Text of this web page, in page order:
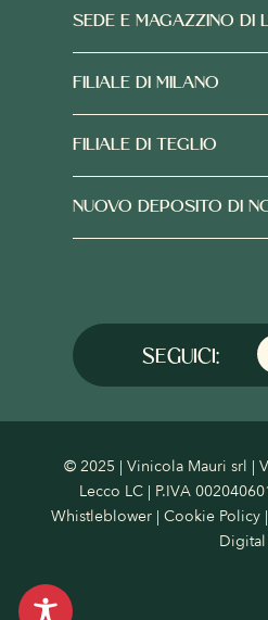
SEDE E MAGAZZINO DI
FILIALE DI MILANO
FILIALE DI TEGLIO
NUOVO DEPOSITO DI
© 2025 | Vinicola Mauri srl |
Lecco LC | P.IVA
Whistleblower |Cookie Policy
Digital